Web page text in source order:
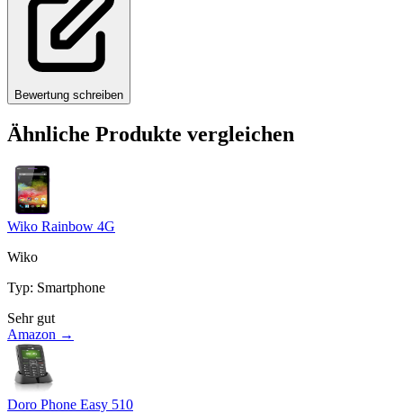
Bewertung schreiben
Ähnliche Produkte vergleichen
Wiko Rainbow 4G
Wiko
Typ: Smartphone
Sehr gut
Amazon →
Doro Phone Easy 510